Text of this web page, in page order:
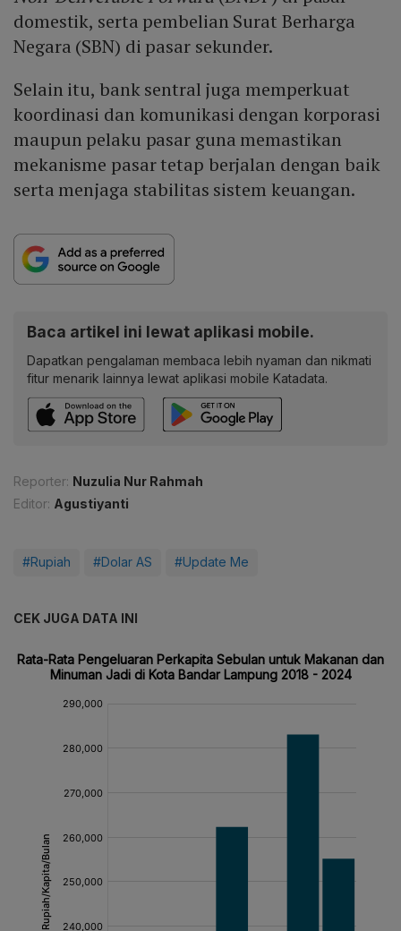
domestik, serta pembelian Surat Berharga
Negara (SBN) di pasar sekunder.
Selain itu, bank sentral juga memperkuat
koordinasi dan komunikasi dengan korporasi
maupun pelaku pasar guna memastikan
mekanisme pasar tetap berjalan dengan baik
serta menjaga stabilitas sistem keuangan.
Baca artikel ini lewat aplikasi mobile.
Dapatkan pengalaman membaca lebih nyaman dan nikmati
fitur menarik lainnya lewat aplikasi mobile Katadata.
Reporter: Nuzulia Nur Rahmah
Editor: Agustiyanti
#Rupiah #Dolar AS #Update Me
CEK JUGA DATA INI